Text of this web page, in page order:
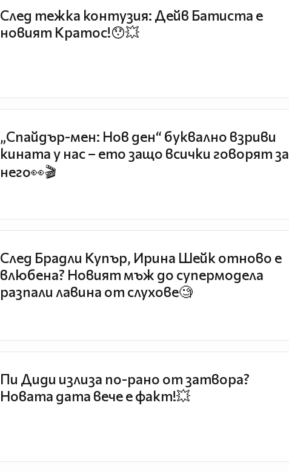
След тежка контузия: Дейв Батиста е
новият Кратос!😯💥
„Спайдър-мен: Нов ден“ буквално взриви
кината у нас – ето защо всички говорят за
него👀🎬
След Брадли Купър, Ирина Шейк отново е
влюбена? Новият мъж до супермодела
разпали лавина от слухове🧐
Пи Диди излиза по-рано от затвора?
Новата дата вече е факт!💥